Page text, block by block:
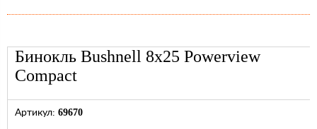
Бинокль Bushnell 8x25 Powerview
Compact
Артикул: 69670